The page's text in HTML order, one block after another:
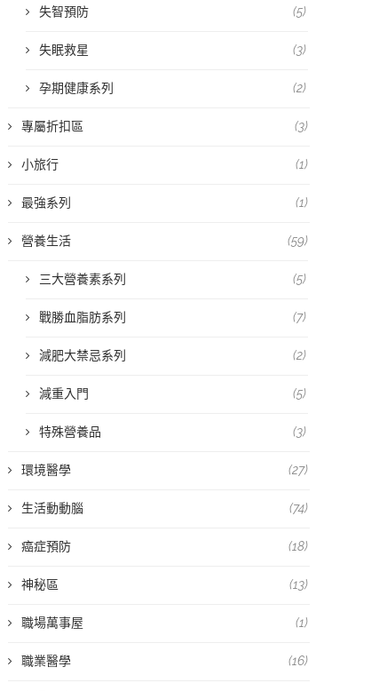
失智預防 (5)
失眠救星 (3)
孕期健康系列 (2)
專屬折扣區 (3)
小旅行 (1)
最強系列 (1)
營養生活 (59)
三大營養素系列 (5)
戰勝血脂肪系列 (7)
減肥大禁忌系列 (2)
減重入門 (5)
特殊營養品 (3)
環境醫學 (27)
生活動動腦 (74)
癌症預防 (18)
神秘區 (13)
職場萬事屋 (1)
職業醫學 (16)